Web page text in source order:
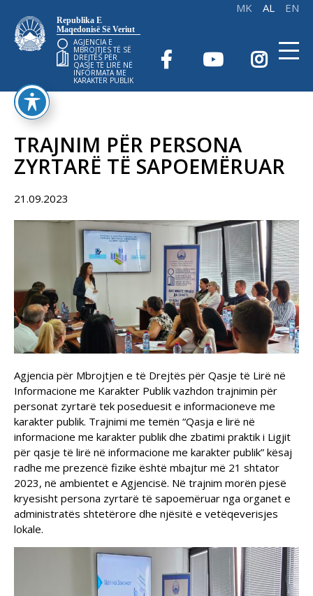
Republika E
Maqedonisë Së Veriut
AGJENCIA E
MBROJTJES TË SË
DREJTËS PËR
QASJE TË LIRË NË
INFORMATA ME
KARAKTER PUBLIK
TRAJNIM PËR PERSONA
ZYRTARË TË SAPOEMËRUAR
21.09.2023
Agjencia për Mbrojtjen e të Drejtës për Qasje të Lirë në
Informacione me Karakter Publik vazhdon trajnimin për
personat zyrtarë tek poseduesit e informacioneve me
karakter publik. Trajnimi me temën “Qasja e lirë në
informacione me karakter publik dhe zbatimi praktik i Ligjit
për qasje të lirë në informacione me karakter publik” kësaj
radhe me prezencë fizike është mbajtur më 21 shtator
2023, në ambientet e Agjencisë. Në trajnim morën pjesë
kryesisht persona zyrtarë të sapoemëruar nga organet e
administratës shtetërore dhe njësitë e vetëqeverisjes
lokale.